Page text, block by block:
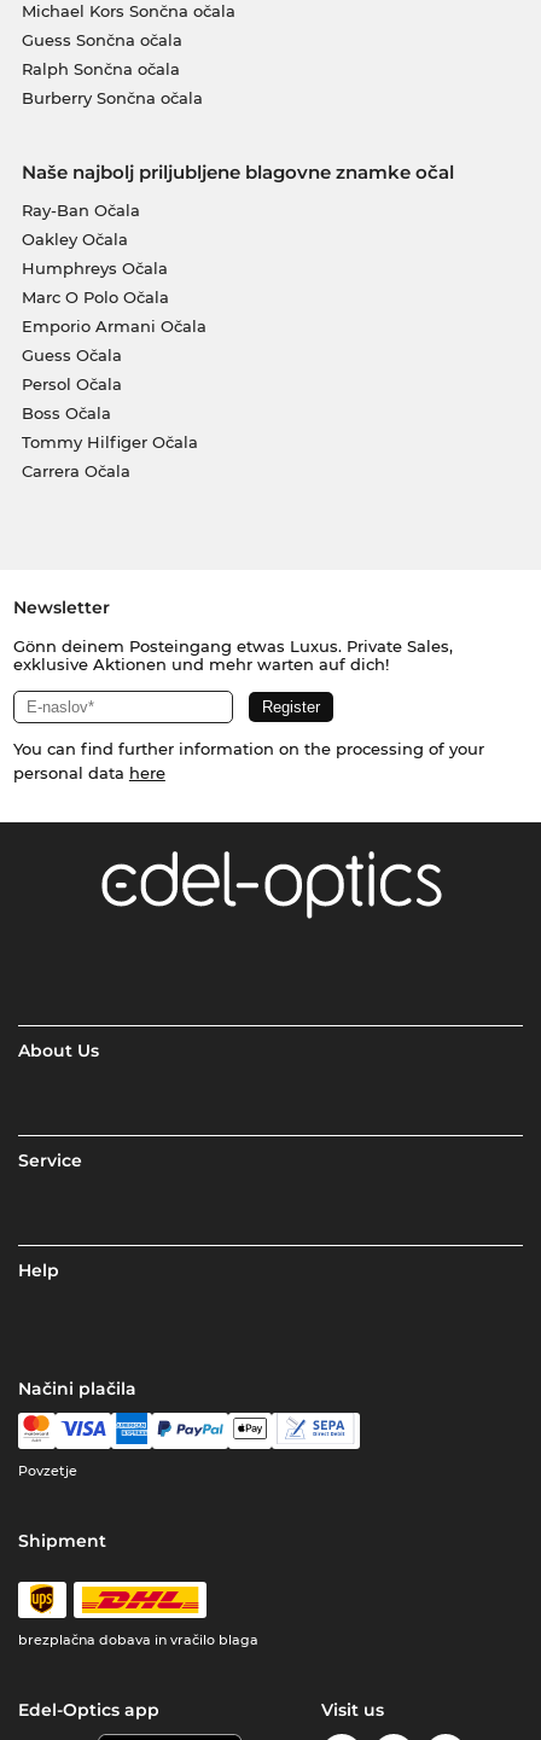
Michael Kors Sončna očala
Guess Sončna očala
Ralph Sončna očala
Burberry Sončna očala
Naše najbolj priljubljene blagovne znamke očal
Ray-Ban Očala
Oakley Očala
Humphreys Očala
Marc O Polo Očala
Emporio Armani Očala
Guess Očala
Persol Očala
Boss Očala
Tommy Hilfiger Očala
Carrera Očala
Newsletter
Gönn deinem Posteingang etwas Luxus. Private Sales,
exklusive Aktionen und mehr warten auf dich!
You can find further information on the processing of your
personal data here
About Us
Service
Help
Načini plačila
Povzetje
Shipment
brezplačna dobava in vračilo blaga
Edel-Optics app Visit us